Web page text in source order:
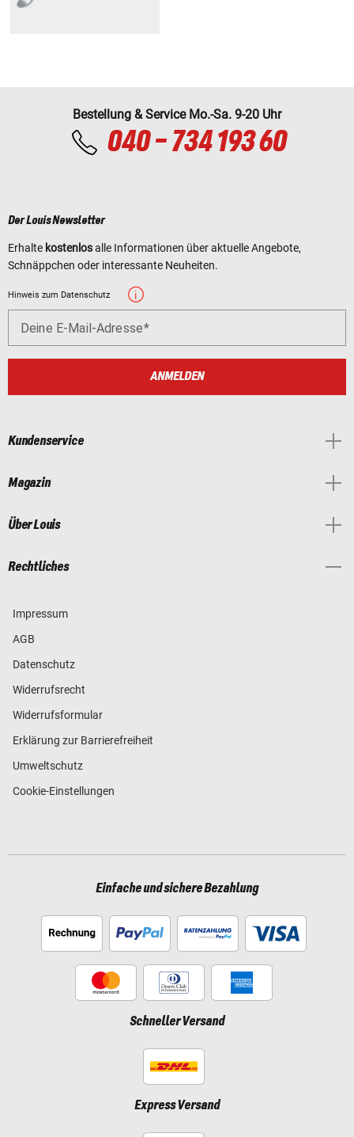
Bestellung & Service Mo.-Sa. 9-20 Uhr
040 - 734 193 60
Der Louis Newsletter
Erhalte kostenlosalle Informationen über aktuelle Angebote,
Schnäppchen oder interessante Neuheiten.
Hinweis zum Datenschutz
Deine E-Mail-Adresse
ANMELDEN
Kundenservice
Magazin
Über Louis
Rechtliches
Impressum
AGB
Datenschutz
Widerrufsrecht
Widerrufsformular
Erklärung zur Barrierefreiheit
Umweltschutz
Cookie-Einstellungen
Einfache und sichere Bezahlung
Schneller Versand
Express Versand